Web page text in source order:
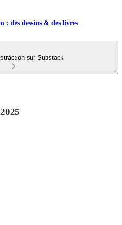
: des dessins & des livres
sur Substack